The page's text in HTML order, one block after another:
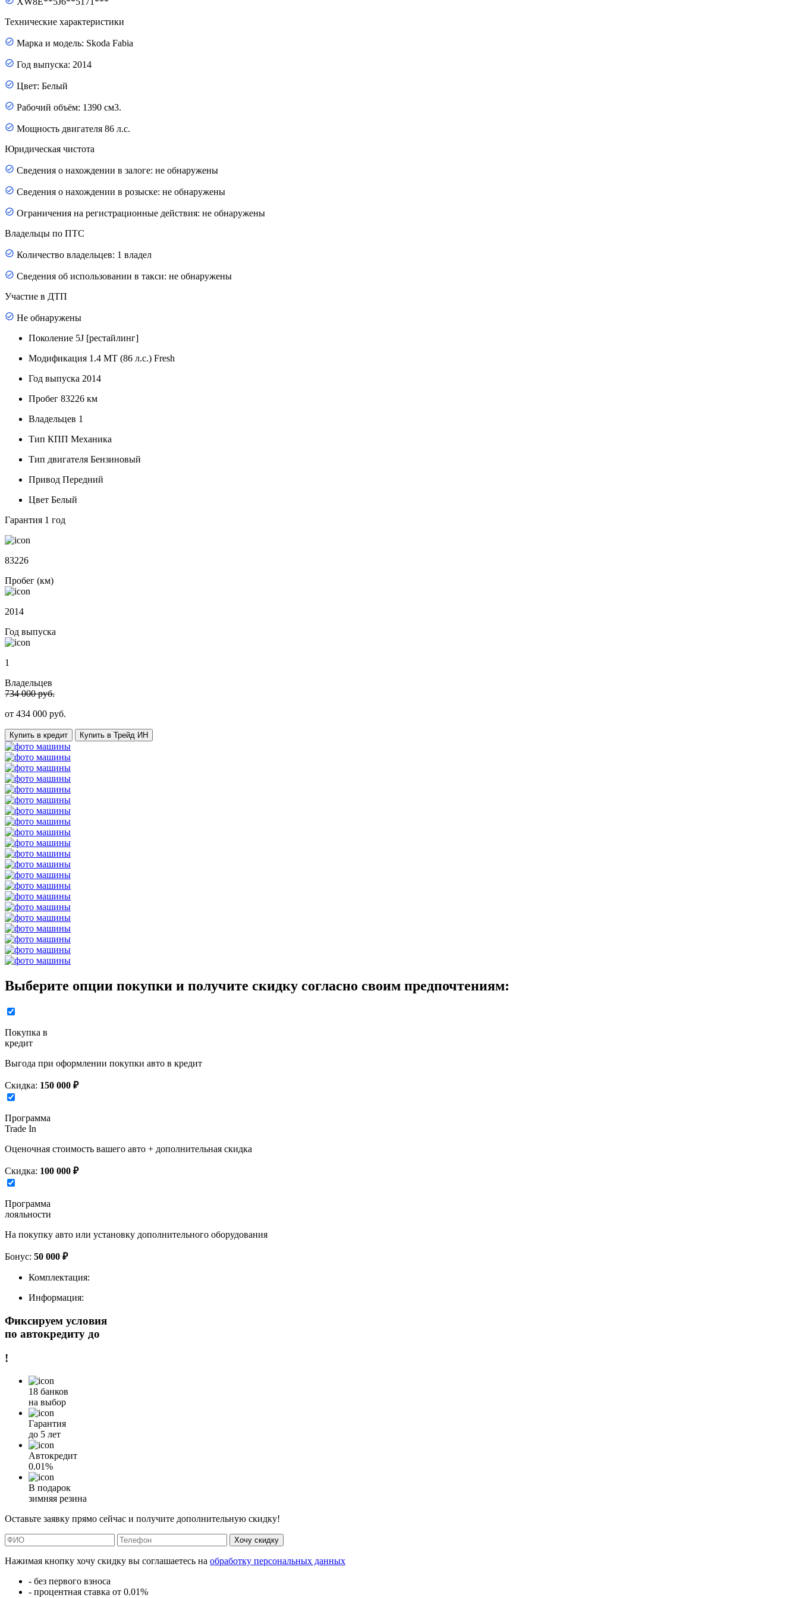
Технические характеристики
Марка и модель: Skoda Fabia
Год выпуска: 2014
Цвет: Белый
Рабочий объём: 1390 см3.
Мощность двигателя 86 л.с.
Юридическая чистота
Сведения о нахождении в залоге: не обнаружены
Сведения о нахождении в розыске: не обнаружены
Ограничения на регистрационные действия: не обнаружены
Владельцы по ПТС
Количество владельцев: 1 владел
Сведения об использовании в такси: не обнаружены
Участие в ДТП
Не обнаружены
Поколение 5J [рестайлинг]
Модификация 1.4 MT (86 л.с.) Fresh
Год выпуска 2014
Пробег 83226 км
Владельцев 1
Тип КПП Механика
Тип двигателя Бензиновый
Привод Передний
Цвет Белый
Гарантия 1 год
83226
Пробег (км)
2014
Год выпуска
1
Владельцев
734 000 руб.
от 434 000 руб.
Купить в кредит Купить в Трейд ИН
Выберите опции покупки и получите скидку согласно своим предпочтениям:
Покупка в
кредит
Выгода при оформлении покупки авто в кредит
Скидка: 150 000 ₽
Программа
Trade In
Оценочная стоимость вашего авто + дополнительная скидка
Скидка: 100 000 ₽
Программа
лояльности
На покупку авто или установку дополнительного оборудования
Бонус: 50 000 ₽
Комплектация:
Информация:
Фиксируем условия
по автокредиту до
!
18 банков
на выбор
Гарантия
до 5 лет
Автокредит
0.01%
В подарок
зимняя резина
Оставьте заявку прямо сейчас и получите дополнительную скидку!
Хочу скидку
Нажимая кнопку хочу скидку вы соглашаетесь на обработку персональных данных
- без первого взноса
- процентная ставка от 0.01%